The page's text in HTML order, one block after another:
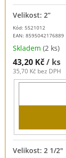
Kód: 5521012
EAN: 8595042176889
Velikost: 2”
Skladem (2 ks)
43,20 Kč/ ks
35,70 Kč bez DPH
Velikost: 2 1/2"